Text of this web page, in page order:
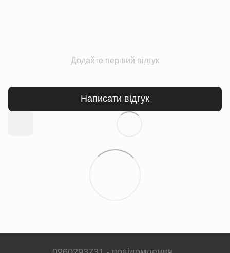
Додайте перший відгук
Написати відгук